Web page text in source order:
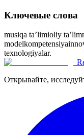
Ключевые слова
musiqa ta’limioliy ta’lim
modelkompetensiya
texnologiyalar.
Открывайте,